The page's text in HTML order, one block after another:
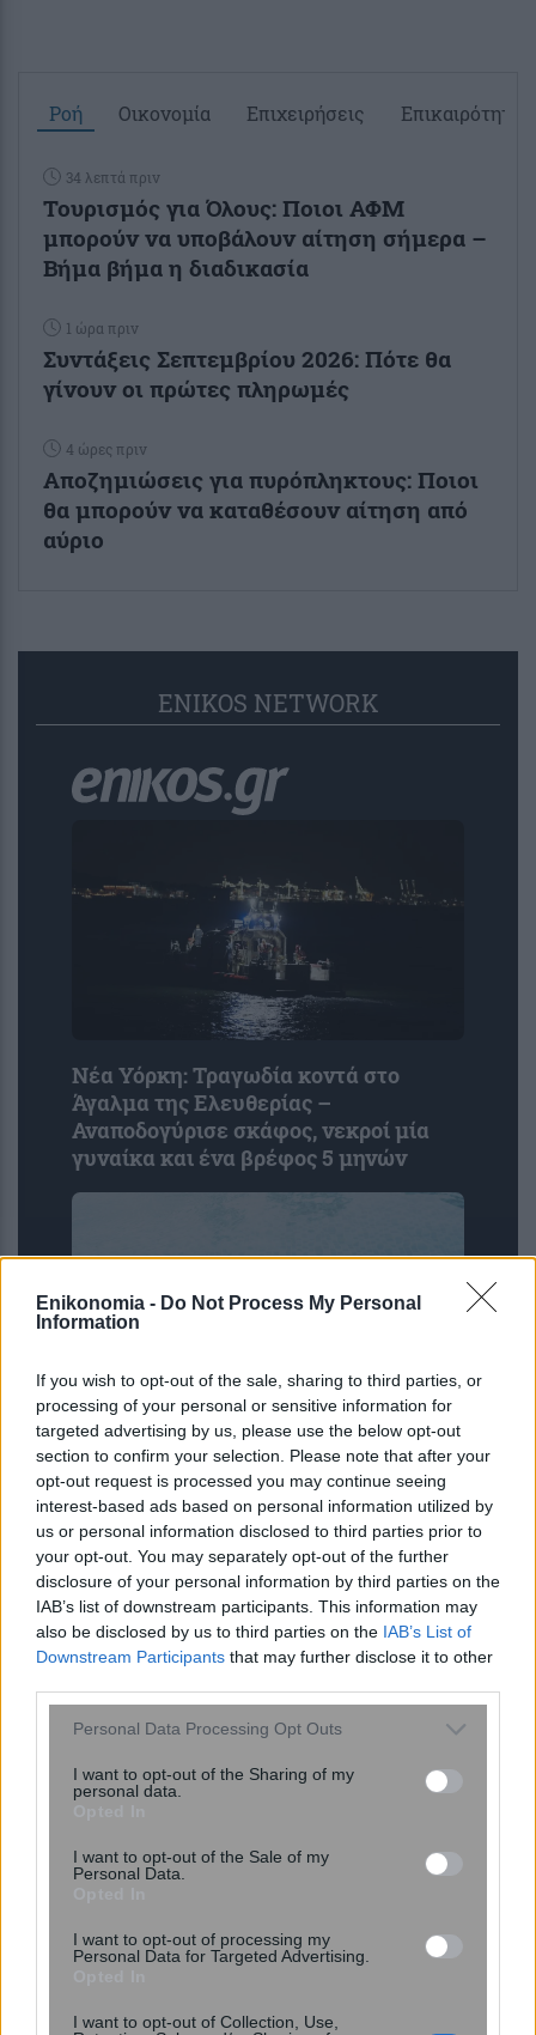
Enikonomia - Do Not Process My Personal
Information
If you wish to opt-out of the sale, sharing to third parties, or
processing of your personal or sensitive information for
targeted advertising by us, please use the below opt-out
section to confirm your selection. Please note that after your
opt-out request is processed you may continue seeing
interest-based ads based on personal information utilized by
us or personal information disclosed to third parties prior to
your opt-out. You may separately opt-out of the further
disclosure of your personal information by third parties on the
IAB’s list of downstream participants. This information may
also be disclosed by us to third parties on the IAB’s List of
Downstream Participants that may further disclose it to other
Please note that this website/app uses one or more Google
not limited to your visit or usage behaviour. You may click to
grant or deny consent to Google and its third-party tags to
consent section.
Personal Data Processing Opt Outs
I want to opt-out of the Sharing of my
personal data.
I want to opt-out of the Sale of my
Personal Data.
I want to opt-out of processing my
Personal Data for Targeted Advertising.
I want to opt-out of Collection, Use,
Ροή Οικονομία Επιχειρήσεις Επικαιρότητα
34 λεπτά πριν
Τουρισμός για Όλους: Ποιοι ΑΦΜ
μπορούν να υποβάλουν αίτηση σήμερα –
Βήμα βήμα η διαδικασία
1 ώρα πριν
Συντάξεις Σεπτεμβρίου 2026: Πότε θα
γίνουν οι πρώτες πληρωμές
4 ώρες πριν
Αποζημιώσεις για πυρόπληκτους: Ποιοι
θα μπορούν να καταθέσουν αίτηση από
αύριο
ENIKOS NETWORK
Νέα Υόρκη: Τραγωδία κοντά στο
Άγαλμα της Ελευθερίας –
Αναποδογύρισε σκάφος, νεκροί μία
γυναίκα και ένα βρέφος 5 μηνών
Πάρος: Ενώπιον του εισαγγελέα ο
ιδιοκτήτης του beach bar για τον
πνιγμό του 4χρονου στην πισίνα – Το
χρονικό της τραγωδίας
μπορεί να είναι σύμπτωμα άνοιας –
Εμφανίζεται πριν την απώλεια